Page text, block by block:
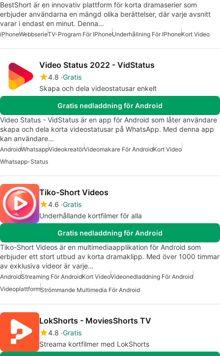
BestShort är en innovativ plattform för korta dramaserier som
erbjuder användarna en mängd olika berättelser, där varje avsnitt
varar i endast en minut. Denna…
iPhoneWebbserieTV-Program För IPhoneUnderhållning För IPhoneKort Video
Video Status 2022 - VidStatus
4.8 Gratis
Skapa och dela videostatusar enkelt
Gratis nedladdning för Android
Video Status - VidStatus är en app för Android som låter användare
skapa och dela korta videostatusar på WhatsApp. Med denna app
kan användare…
AndroidWhatsappVideokreatörVideomakare För AndroidKort Video
Whatsapp-Status
Tiko-Short Videos
4.6 Gratis
Underhållande kortfilmer för alla
Gratis nedladdning för Android
Tiko-Short Videos är en multimediaapplikation för Android som
erbjuder ett stort utbud av korta dramaklipp. Med över 1000 timmar
av exklusiva videor är varje…
AndroidStreaming För AndroidKort VideoVideonedladdning För Android
VideoplattformStrömmande Multimedia För Android
LokShorts - MoviesShorts TV
4.8 Gratis
Streama kortfilmer med LokShorts